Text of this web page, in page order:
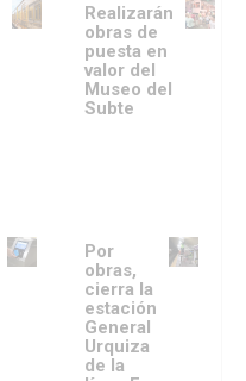
Realizarán
obras de
puesta en
valor del
Museo del
Subte
Por
obras,
cierra la
estación
General
Urquiza
de la